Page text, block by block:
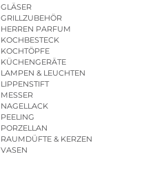
GLÄSER
GRILLZUBEHÖR
HERREN PARFUM
KOCHBESTECK
KOCHTÖPFE
KÜCHENGERÄTE
LAMPEN & LEUCHTEN
LIPPENSTIFT
MESSER
NAGELLACK
PEELING
PORZELLAN
RAUMDÜFTE & KERZEN
VASEN